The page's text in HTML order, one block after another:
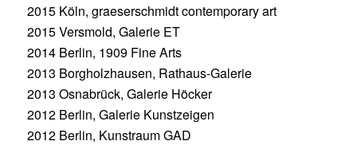
2015 Köln, graeserschmidt contemporary art
2015 Versmold, Galerie ET
2014 Berlin, 1909 Fine Arts
2013 Borgholzhausen, Rathaus-Galerie
2013 Osnabrück, Galerie Höcker
2012 Berlin, Galerie Kunstzeigen
2012 Berlin, Kunstraum GAD